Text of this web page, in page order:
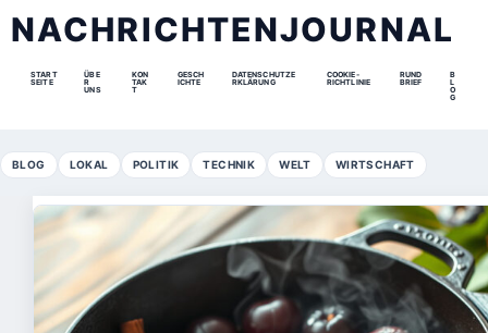
NACHRICHTENJOURNAL
START
SEITE
ÜBE
R
UNS
KON
TAK
T
GESCH
ICHTE
DATENSCHUTZE
RKLÄRUNG
COOKIE-
RICHTLINIE
RUND
BRIEF
B
L
O
G
BLOG LOKAL POLITIK TECHNIK WELT WIRTSCHAFT